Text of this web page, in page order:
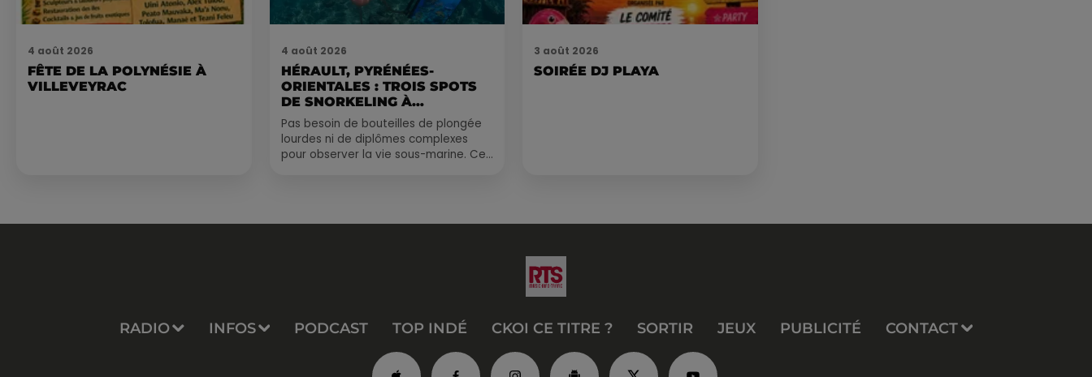
4 août 2026
FÊTE DE LA POLYNÉSIE À
VILLEVEYRAC
4 août 2026
HÉRAULT, PYRÉNÉES-
ORIENTALES : TROIS SPOTS
DE SNORKELING À
EXPLORER...
Pas besoin de bouteilles de plongée
lourdes ni de diplômes complexes
pour observer la vie sous-marine. Cet
3 août 2026
SOIRÉE DJ PLAYA
RADIO INFOS PODCAST TOP INDÉ CKOI CE TITRE ? SORTIR JEUX PUBLICITÉ CONTACT